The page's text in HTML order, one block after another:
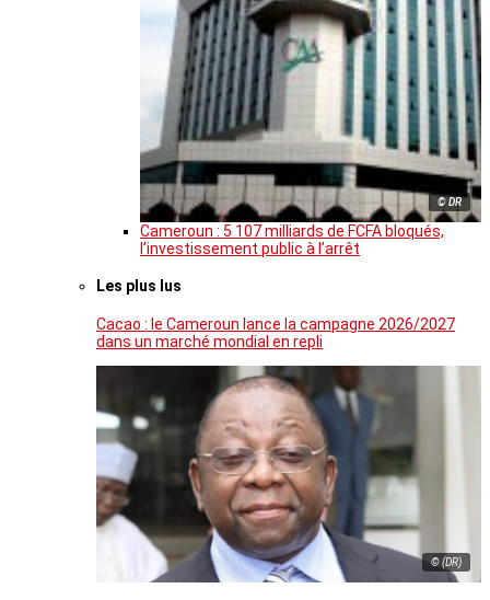
© DR
Cameroun : 5 107 milliards de FCFA bloqués,
l’investissement public à l’arrêt
Les plus lus
Cacao : le Cameroun lance la campagne 2026/2027
dans un marché mondial en repli
© (DR)